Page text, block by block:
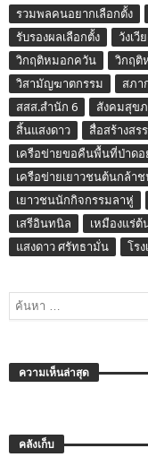
รวมพลคนอยากเลือกตั้ง
รับรองผลเลือกตั้ง
วังเวี
วิกฤติหมอกควัน
วิกฤติ
วิสามัญฆาตกรรม
สภา
สสส.สำนัก 6
สังคมสุขภ
สิ้นแสงดาว
สื่อสร้างสร
เครือข่ายขอคืนพื้นที่ป่าดอ
เครือข่ายเยาวชนต้นกล้าช
เยาวชนนักกิจกรรมลาหู่
เสรีอินทนิล
เหมืองแร่
แสงดาว ศรัทธามั่น
โร
ความเห็นล่าสุด
คลังเก็บ